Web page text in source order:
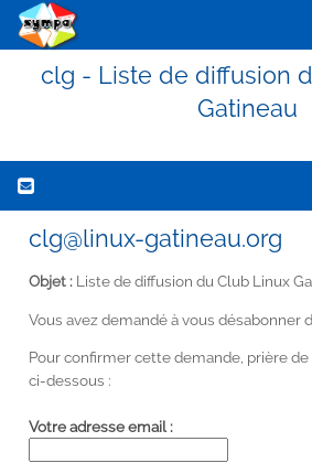
clg - Liste de diffusion
Gatineau
clg@linux-gatineau.org
Objet : Liste de diffusion du Club Linux
Vous avez demandé à vous désabonner
Pour confirmer cette demande, prière
ci-dessous :
Votre adresse email :